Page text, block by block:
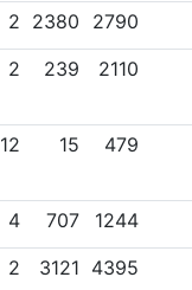
2 2380 2790
2 239 2110
12 15 479
4 707 1244
2 3121 4395